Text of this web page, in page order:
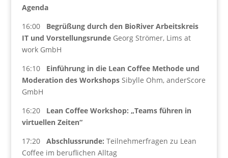
Agenda
16:00 Begrüßung durch den BioRiver Arbeitskreis
IT und VorstellungsrundeGeorg Strömer, Lims at
work GmbH
16:10 Einführung in die Lean Coffee Methode und
Moderation des WorkshopsSibylle Ohm, anderScore
GmbH
16:20 Lean Coffee Workshop: „Teams führen in
virtuellen Zeiten“
17:20 Abschlussrunde: Teilnehmerfragen zu Lean
Coffee im beruflichen Alltag